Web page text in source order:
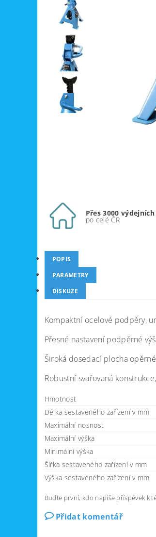
Přes 3000
po celé ČR
POPIS
PARAMETRY
DISKUZE
Kompaktní ocelové podpěry,
Přesné nastavení podpěrné
Široká dosedací plocha
Robustní svařovaná
Hmotnost
Délka sestaveného zařízení v mm
Maximální nosnost
Maximální výška
Minimální výška
Šířka sestaveného zařízení v mm
Výška sestaveného zařízení v mm
Buďte první, kdo napíše příspěvek k
Přidat komentář